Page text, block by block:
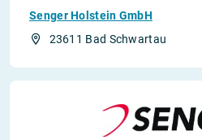
Senger Holstein GmbH
23611 Bad Schwartau